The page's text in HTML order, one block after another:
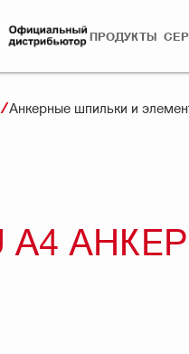
ПРОДУКТЫ
Анкерные шпильки и
A4